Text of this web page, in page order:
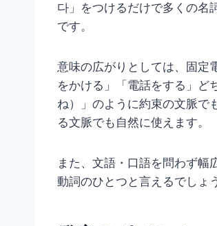
다」をつけるだけで多くの名
です。
意味の広がりとしては、固定
をかける」「電話をする」ど
ね）」のように約束の文脈で
る文脈でも自然に使えます。
また、文語・口語を問わず幅
動詞のひとつと言えるでしょ